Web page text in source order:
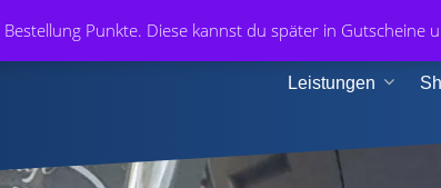
Punkte. Diese kannst du später in Gutscheine
& Medien
Leistungen